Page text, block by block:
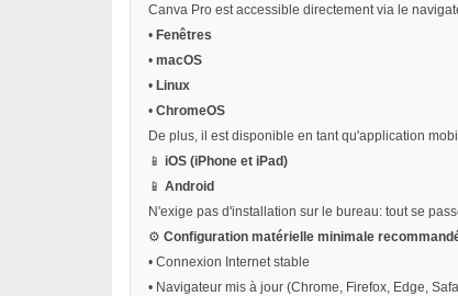
Canva Pro est accessible directement via le
• Fenêtres
• macOS
• Linux
• ChromeOS
De plus, il est disponible en tant qu'application
📱 iOS (iPhone et iPad)
📱 Android
N'exige pas d'installation sur le bureau: tout se
⚙️ Configuration matérielle minimale
• Connexion Internet stable
• Navigateur mis à jour (Chrome, Firefox, Edge,